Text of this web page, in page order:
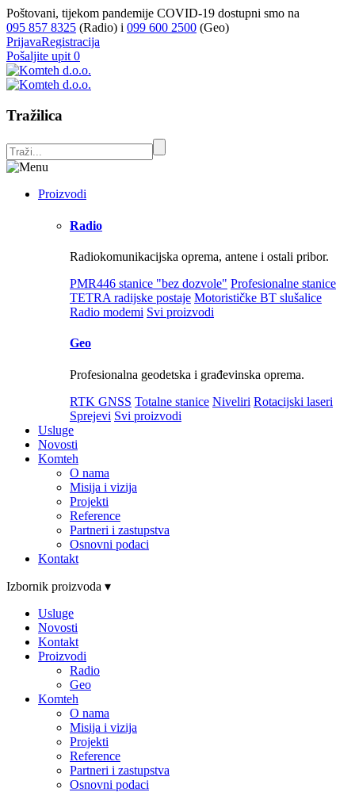
Poštovani, tijekom pandemije COVID-19 dostupni smo na
095 857 8325 (Radio) i 099 600 2500 (Geo)
PrijavaRegistracija
Pošaljite upit 0
Tražilica
Proizvodi
Radio
Radiokomunikacijska oprema, antene i ostali pribor.
PMR446 stanice "bez dozvole" Profesionalne stanice
TETRA radijske postaje Motorističke BT slušalice
Radio modemi Svi proizvodi
Geo
Profesionalna geodetska i građevinska oprema.
RTK GNSS Totalne stanice Niveliri Rotacijski laseri
Sprejevi Svi proizvodi
Usluge
Novosti
Komteh
O nama
Misija i vizija
Projekti
Reference
Partneri i zastupstva
Osnovni podaci
Kontakt
Izbornik proizvoda ▾
Usluge
Novosti
Kontakt
Proizvodi
Radio
Geo
Komteh
O nama
Misija i vizija
Projekti
Reference
Partneri i zastupstva
Osnovni podaci